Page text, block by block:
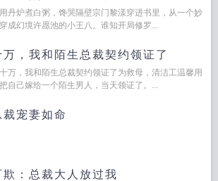
丹炉煮白粥，馋哭隔壁宗门黎漾穿进书里，从一个妙
成幻境许愿池的小王八。谁知开局修罗...
万，我和陌生总裁契约领证了
万，我和陌生总裁契约领证了为救母，清洁工温馨用
自己嫁给一个陌生男人，当天领证了。...
裁宠妻如命
欺：总裁大人放过我